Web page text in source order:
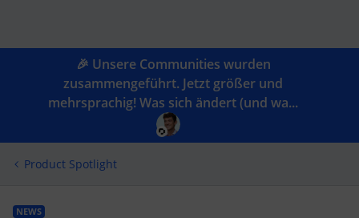
🎉 Unsere Communities wurden
zusammengeführt. Jetzt größer und
mehrsprachig! Was sich ändert (und wa...
Product Spotlight
NEWS